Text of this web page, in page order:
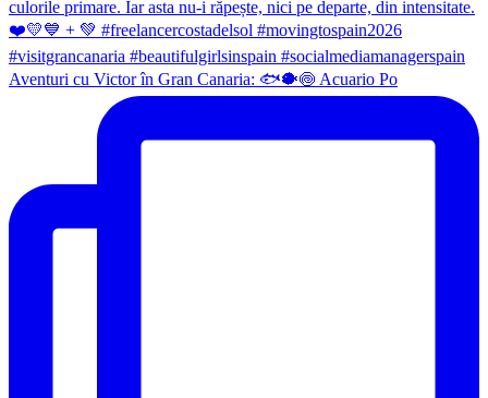
Aventuri cu Victor în Gran Canaria: 🐟🐡🍥 Acuario Po